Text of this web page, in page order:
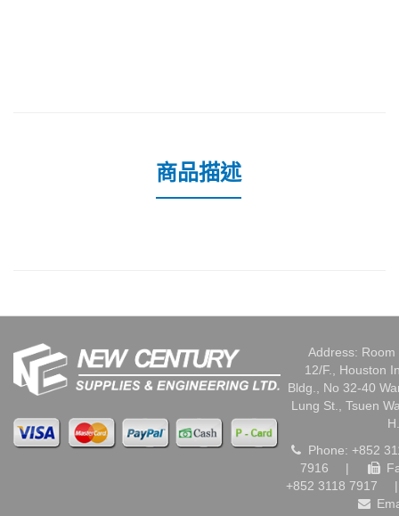
商品描述
Address: Room
12/F., Houston
Bldg., No 32-40
Lung St., Tsuen
Phone: +852
7916
|
+852 3118 7917
|